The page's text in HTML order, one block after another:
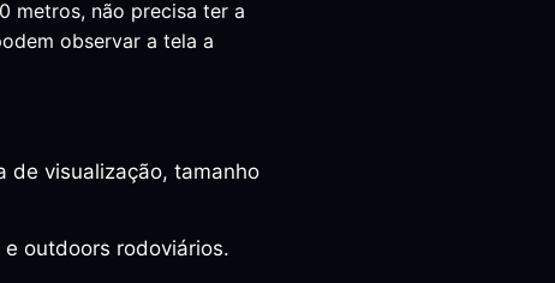
metros, não precisa ter a
observar a tela a
de visualização, tamanho
outdoors rodoviários.